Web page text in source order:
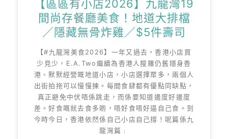
【區區有小店2026】九龍灣19
間尚存餐廳美食！地道大排檔
／隱藏無骨炸雞／$5件壽司
【#九龍灣美食2026】一年又過去，香港小店買
少見少，E.A.Two繼續為香港人搜羅仍舊隱身香
港、默默經營嘅地道小店，小店選擇眾多，兩個人
出街拍拖可以慢慢揀。每間食肆都有優點同缺點，
真正避免中伏唔係跳走，而係要知道邊度好邊度
差。好食嘅就去食多啲，唔好食唔好逼自己食。到
今時今日，香港依然係自己小店自己撐！呢篇係九
龍灣篇﹕